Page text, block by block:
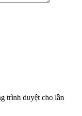
trình duyệt cho lần